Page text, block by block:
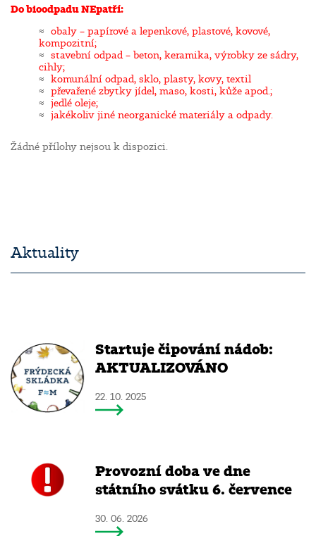
Do bioodpadu NEpatří:
obaly – papírové a lepenkové, plastové, kovové,
kompozitní;
stavební odpad – beton, keramika, výrobky ze sádry,
cihly;
komunální odpad, sklo, plasty, kovy, textil
převařené zbytky jídel, maso, kosti, kůže apod.;
jedlé oleje;
jakékoliv jiné neorganické materiály a odpady.
Žádné přílohy nejsou k dispozici.
Aktuality
Startuje čipování nádob:
AKTUALIZOVÁNO
22. 10. 2025
Provozní doba ve dne
státního svátku 6. července
30. 06. 2026